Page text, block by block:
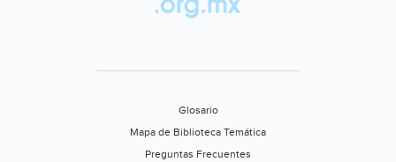
Glosario
Mapa de Biblioteca Temática
Preguntas Frecuentes